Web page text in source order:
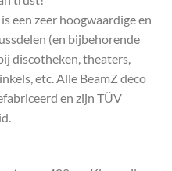
een zeer hoogwaardige en
(en bijbehorende
discotheken, theaters,
etc. Alle BeamZ deco
en zijn TÜV